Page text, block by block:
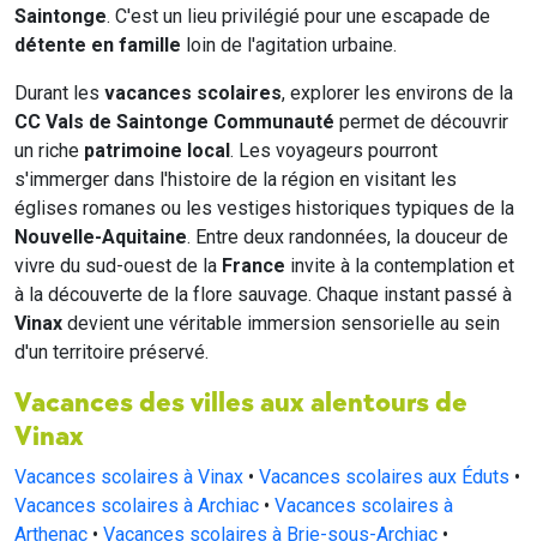
Saintonge. C'est un lieu privilégié pour une escapade de
détente en famille loin de l'agitation urbaine.
Durant les vacances scolaires, explorer les environs de la
CC Vals de Saintonge Communauté permet de découvrir
un riche patrimoine local. Les voyageurs pourront
s'immerger dans l'histoire de la région en visitant les
églises romanes ou les vestiges historiques typiques de la
Nouvelle-Aquitaine. Entre deux randonnées, la douceur de
vivre du sud-ouest de la France invite à la contemplation et
à la découverte de la flore sauvage. Chaque instant passé à
Vinax devient une véritable immersion sensorielle au sein
d'un territoire préservé.
Vacances des villes aux alentours de
Vinax
Vacances scolaires à Vinax • Vacances scolaires aux Éduts •
Vacances scolaires à Archiac • Vacances scolaires à
Arthenac • Vacances scolaires à Brie-sous-Archiac •